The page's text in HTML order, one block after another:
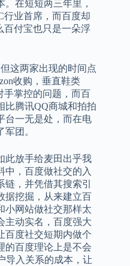
在短短两三年里，
行业首席，而百度却
百付宝也只是一朵浮
这两家出现的时间点
收购，垂直鞋类
手掌控的问题，而百
比腾讯QQ商城和拍拍
台一无是处，而在电
团。
此放手给麦田出乎我
中，百度做社交的入
，并凭借其搜索引
据挖掘，从来建立百
小网站做社交那样太
主动实名，百度强大
百度社交短期内做个
的百度理论上是不会
导入关系的成本，让